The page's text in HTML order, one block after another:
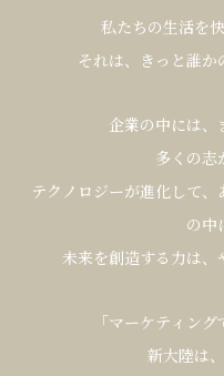
私たちの生活を快
それは、 き っ と 誰か
企業の中には、
多 く の志
テク ノ ロ ジーが進化して、
の中
未来を創造する 力は、
「マーケ テ ィ ング
新大陸は、